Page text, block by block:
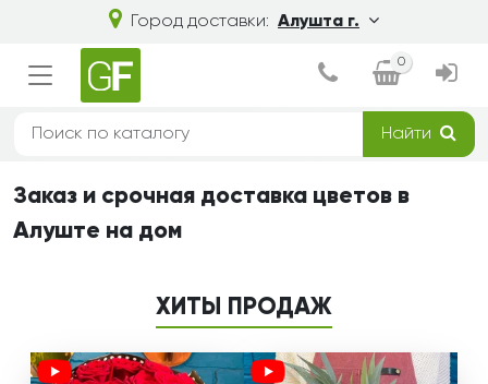
Город доставки: Алушта г.
0
Найти
Заказ и срочная доставка цветов в
Алуште на дом
ХИТЫ ПРОДАЖ